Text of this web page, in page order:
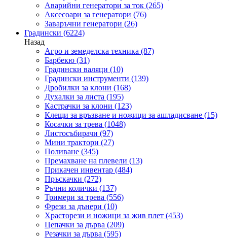
Аварийни генератори за ток (265)
Аксесоари за генератори (76)
Заваръчни генератори (26)
Градински (6224)
Назад
Агро и земеделска техника (87)
Барбекю (31)
Градински валяци (10)
Градински инструменти (139)
Дробилки за клони (168)
Духалки за листа (195)
Кастрачки за клони (123)
Клещи за връзване и ножици за ашладисване (15)
Косачки за трева (1048)
Листосъбирачи (97)
Мини трактори (27)
Поливане (345)
Премахване на плевели (13)
Прикачен инвентар (484)
Пръскачки (272)
Ръчни колички (137)
Тримери за трева (556)
Фрези за дънери (10)
Храсторези и ножици за жив плет (453)
Цепачки за дърва (209)
Резачки за дърва (595)